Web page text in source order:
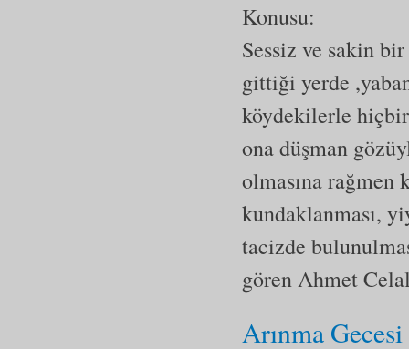
Konusu:
Sessiz ve sakin
gittiği yerde
köydekilerle hiçbir
ona düşman
olmasına rağmen
kundaklanması,
tacizde
gören Ahmet
Arınma Gecesi